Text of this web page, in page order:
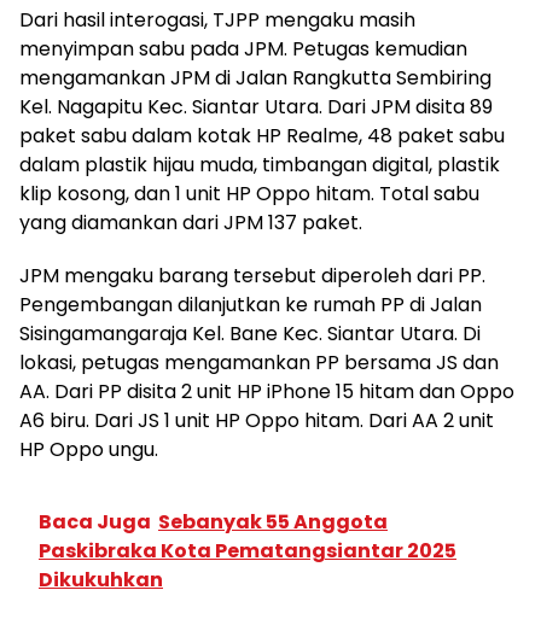
Dari hasil interogasi, TJPP mengaku masih
menyimpan sabu pada JPM. Petugas kemudian
mengamankan JPM di Jalan Rangkutta Sembiring
Kel. Nagapitu Kec. Siantar Utara. Dari JPM disita 89
paket sabu dalam kotak HP Realme, 48 paket sabu
dalam plastik hijau muda, timbangan digital, plastik
klip kosong, dan 1 unit HP Oppo hitam. Total sabu
yang diamankan dari JPM 137 paket.
JPM mengaku barang tersebut diperoleh dari PP.
Pengembangan dilanjutkan ke rumah PP di Jalan
Sisingamangaraja Kel. Bane Kec. Siantar Utara. Di
lokasi, petugas mengamankan PP bersama JS dan
AA. Dari PP disita 2 unit HP iPhone 15 hitam dan Oppo
A6 biru. Dari JS 1 unit HP Oppo hitam. Dari AA 2 unit
HP Oppo ungu.
Baca Juga Sebanyak 55 Anggota
Paskibraka Kota Pematangsiantar 2025
Dikukuhkan